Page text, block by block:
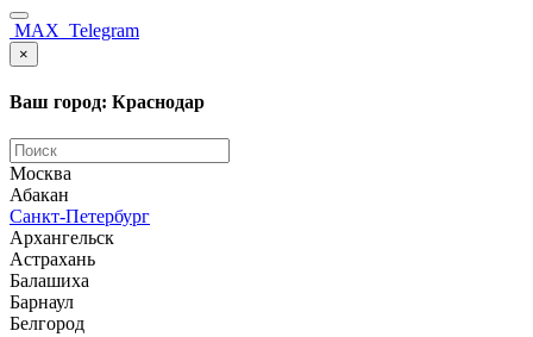
MAX Telegram
×
Ваш город: Краснодар
Москва
Абакан
Санкт-Петербург
Архангельск
Астрахань
Балашиха
Барнаул
Белгород